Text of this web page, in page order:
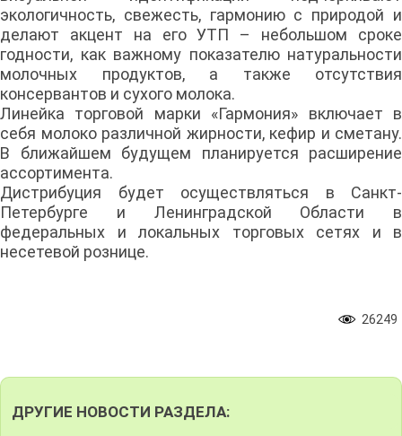
экологичность, свежесть, гармонию с природой и
делают акцент на его УТП – небольшом сроке
годности, как важному показателю натуральности
молочных продуктов, а также отсутствия
консервантов и сухого молока.
Линейка торговой марки «Гармония» включает в
себя молоко различной жирности, кефир и сметану.
В ближайшем будущем планируется расширение
ассортимента.
Дистрибуция будет осуществляться в Санкт-
Петербурге и Ленинградской Области в
федеральных и локальных торговых сетях и в
несетевой рознице.
26249
ДРУГИЕ НОВОСТИ РАЗДЕЛА: